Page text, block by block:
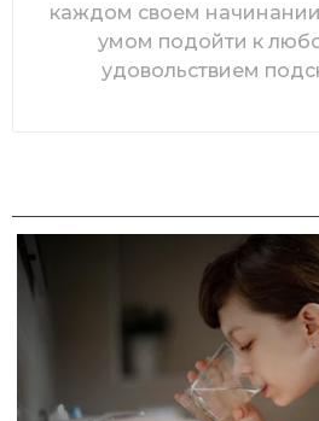
каждом своем
умом подойти к
удовольствием